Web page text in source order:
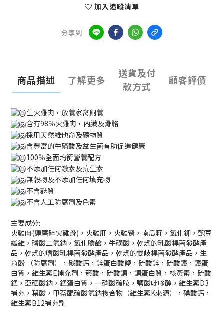
加入追蹤清單
分享到
商品描述 了解更多
送貨及付
款方式
顧客評價
生火雞肉，放養家禽飼養
含有98％火雞肉，內臟及骨骼
採用天然維他命及礦物質
含豐富的牛磺酸及益生菌有助促進健康
100％全面均衡營養配方
不添加任何激素及抗生素
無穀物及不添加任何填充物
不含麩質
不含人工防腐劑及色素
主要成分:
火雞肉(連磨碎火雞骨)，火雞肝，火雞腎，南瓜籽，氯化鉀，豌豆
纖維，磷酸二氫鈉，氯化膽鹼，牛磺酸，乾燥的乳酸桿菌發酵產
品，乾燥的嗜酸乳桿菌發酵產品，乾燥的雙歧桿菌發酵產品，生
育酚 （防腐劑），碳酸鈣，鋅蛋白酸鹽，硫酸鋅，硫酸鐵，鐵蛋
白質，維生素E補充劑，菸酸，硫酸銅，銅蛋白質，核黃素，硫酸
錳，亞硒酸鈉，錳蛋白質，一硝酸硫胺，鹽酸吡哆醇，維生素D3
補充，葉酸，甲萘醌硫酸氫鈉複合物（維生素K來源），碘酸鈣，
維生素B12補充劑